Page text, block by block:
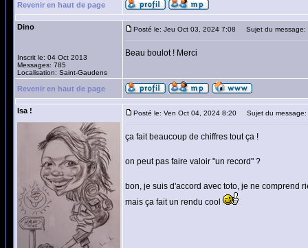
Revenir en haut de page
Dino
Inscrit le: 04 Oct 2013
Messages: 785
Localisation: Saint-Gaudens
Posté le: Jeu Oct 03, 2024 7:08 Sujet du message:
Beau boulot ! Merci
Revenir en haut de page
Isa ! Posté le: Ven Oct 04, 2024 8:20 Sujet du message:
ça fait beaucoup de chiffres tout ça !
on peut pas faire valoir "un record" ?
bon, je suis d'accord avec toto, je ne comprend
mais ça fait un rendu cool